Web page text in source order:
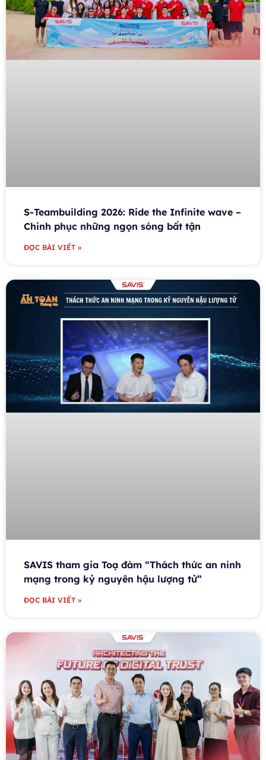
S-Teambuilding 2026: Ride the Infinite wave –
Chinh phục những ngọn sóng bất tận
ĐỌC BÀI VIẾT »
SAVIS tham gia Toạ đàm “Thách thức an ninh
mạng trong kỷ nguyên hậu lượng tử”
ĐỌC BÀI VIẾT »